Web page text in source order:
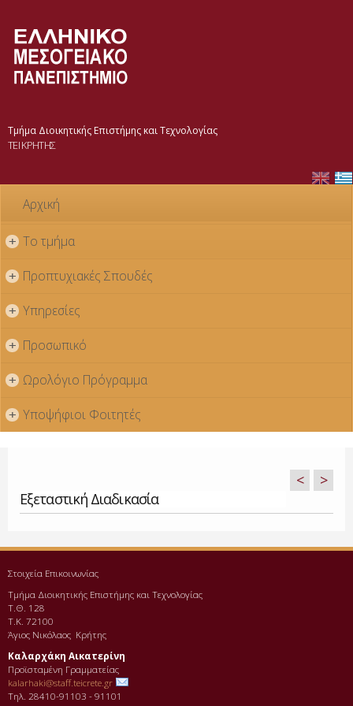
Τμήμα Διοικητικής Επιστήμης και Τεχνολογίας
ΤΕΙ ΚΡΗΤΗΣ
Αρχική
+ Το τμήμα
+ Προπτυχιακές Σπουδές
+ Υπηρεσίες
+ Προσωπικό
+ Ωρολόγιο Πρόγραμμα
+ Υποψήφιοι Φοιτητές
Εξεταστική Διαδικασία
< >
Στοιχεία Επικοινωνίας
Τμήμα Διοικητικής Επιστήμης και Τεχνολογίας
Τ.Θ. 128
Τ.Κ. 72100
Άγιος Νικόλαος Κρήτης
Καλαρχάκη Αικατερίνη
Προϊσταμένη Γραμματείας
kalarhaki@staff.teicrete.gr
Τηλ. 28410-91103 - 91101